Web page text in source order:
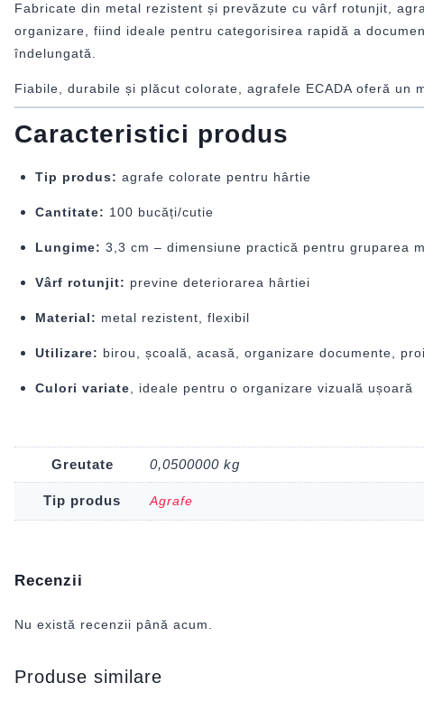
Fabricate din metal rezistent și prevăzute cu vârf rotunjit,
organizare, fiind ideale pentru categorisirea rapidă a
îndelungată.
Fiabile, durabile și plăcut colorate, agrafele ECADA oferă un
Caracteristici produs
Tip produs: agrafe colorate pentru hârtie
Cantitate: 100 bucăți/cutie
Lungime: 3,3 cm – dimensiune practică pentru gruparea
Vârf rotunjit: previne deteriorarea hârtiei
Material: metal rezistent, flexibil
Utilizare: birou, școală, acasă, organizare documente,
Culori variate , ideale pentru o organizare vizuală ușoară
Greutate 0,0500000 kg
Tip produs Agrafe
Recenzii
Nu există recenzii până acum.
Produse similare